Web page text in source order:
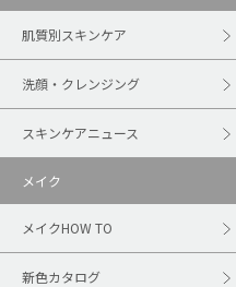
肌質別スキンケア
洗顔・クレンジング
スキンケアニュース
メイク
メイクHOW TO
新色カタログ